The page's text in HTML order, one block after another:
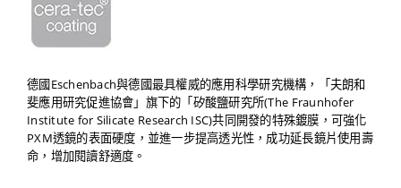
德國Eschenbach與德國最具權威的應用科學研究機構，「夫朗和
斐應用研究促進協會」旗下的「矽酸鹽研究所(The Fraunhofer
Institute for Silicate Research ISC)共同開發的特殊鍍膜，可強化
PXM透鏡的表面硬度，並進一步提高透光性，成功延長鏡片使用壽
命，增加閱讀舒適度。